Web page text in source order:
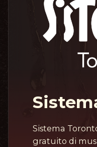
Sistema
gratuito di